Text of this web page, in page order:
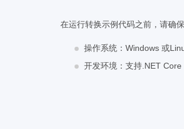
在运行转换示例代码之前，请确
操作系统：Windows 或
开发环境：支持.NET